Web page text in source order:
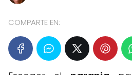
COMPARTE EN: